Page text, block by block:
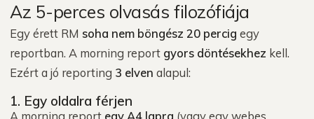
Az 5-perces olvasás filozófiája
Egy érett RM soha nem böngész 20 percig egy
reportban. A morning report gyors döntésekhez kell.
Ezért a jó reporting 3 elven alapul:
1. Egy oldalra férjen
A morning report egy A4 lapra (vagy egy webes